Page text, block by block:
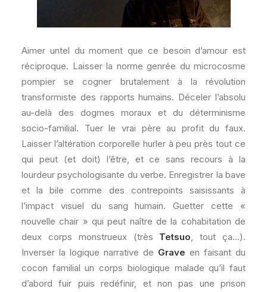
Aimer untel du moment que ce besoin d’amour est
réciproque. Laisser la norme genrée du microcosme
pompier se cogner brutalement à la révolution
transformiste des rapports humains. Déceler l’absolu
au-delà des dogmes moraux et du déterminisme
socio-familial. Tuer le vrai père au profit du faux.
Laisser l’altération corporelle hurler à peu près tout ce
qui peut (et doit) l’être, et ce sans recours à la
lourdeur psychologisante du verbe. Enregistrer la bave
et la bile comme des contrepoints saisissants à
l’impact visuel du sang humain. Guetter cette «
nouvelle chair » qui peut naître de la cohabitation de
deux corps monstrueux (très Tetsuo , tout ça…).
Inverser la logique narrative de Grave en faisant du
cocon familial un corps biologique malade qu’il faut
d’abord fuir puis redéfinir, et non pas une prison